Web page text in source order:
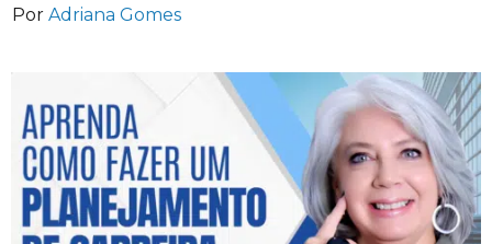
Por Adriana Gomes